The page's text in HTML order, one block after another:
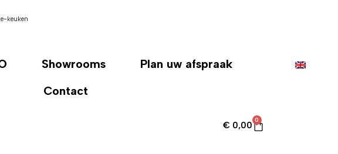
keuken
Showrooms
Plan uw afspraak
Contact
€ 0,00
0